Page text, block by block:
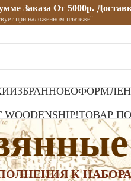
Заказа От 5000р.
при наложенном платеже".
ИЗБРАННОЕ
ТОВАР
К